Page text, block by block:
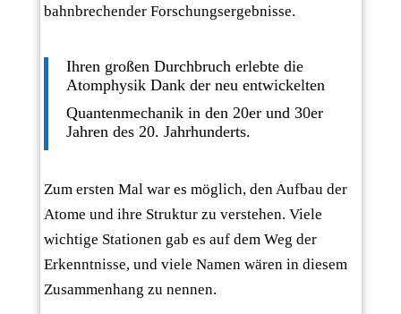
bahnbrechender Forschungsergebnisse.
Ihren großen Durchbruch erlebte die
Atomphysik Dank der neu entwickelten
Quantenmechanik in den 20er und 30er
Jahren des 20. Jahrhunderts.
Zum ersten Mal war es möglich, den Aufbau der
Atome und ihre Struktur zu verstehen. Viele
wichtige Stationen gab es auf dem Weg der
Erkenntnisse, und viele Namen wären in diesem
Zusammenhang zu nennen.